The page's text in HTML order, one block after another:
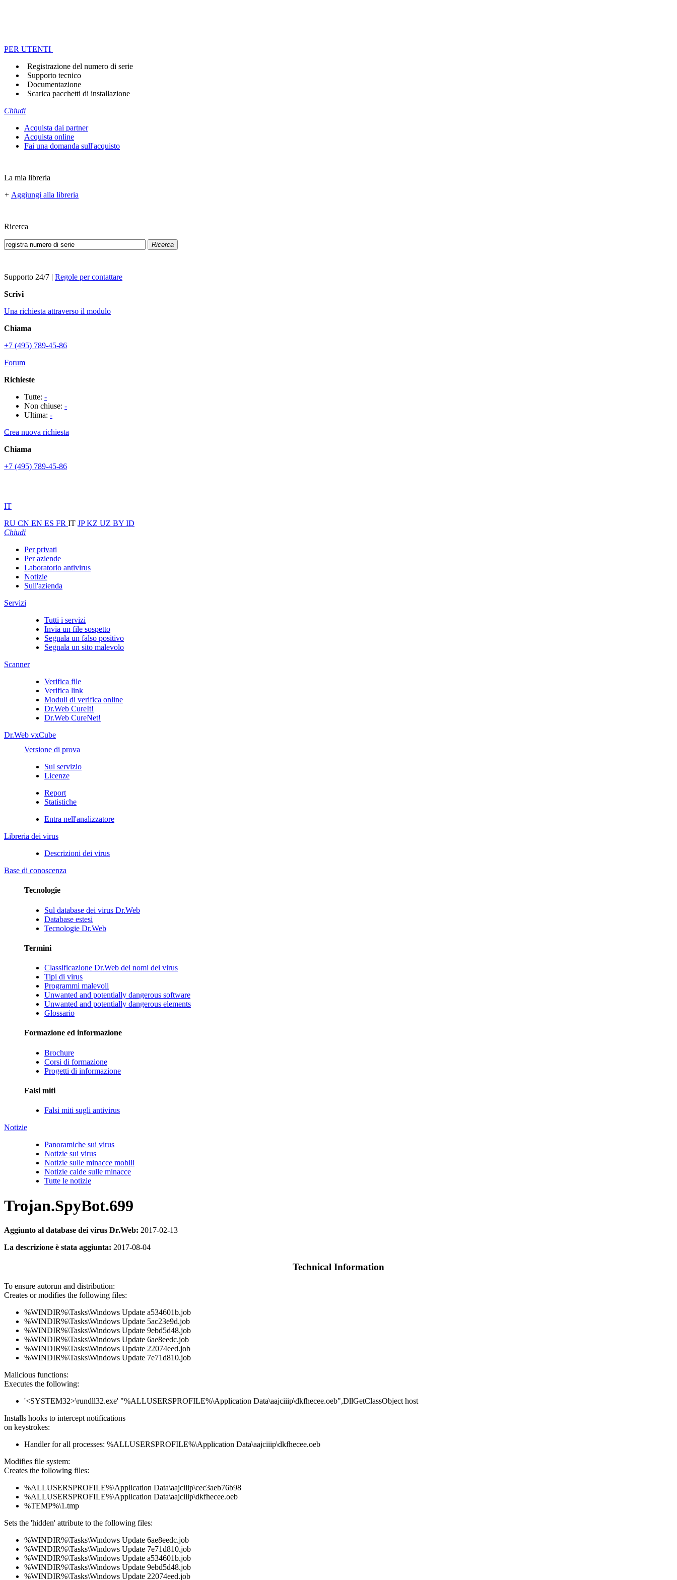
PER UTENTI
Registrazione del numero di serie
Supporto tecnico
Documentazione
Scarica pacchetti di installazione
Chiudi
Acquista dai partner
Acquista online
Fai una domanda sull'acquisto
La mia libreria
+ Aggiungi alla libreria
Ricerca
Ricerca
Supporto 24/7 | Regole per contattare
Scrivi
Una richiesta attraverso il modulo
Chiama
+7 (495) 789-45-86
Forum
Richieste
Tutte: -
Non chiuse: -
Ultima: -
Crea nuova richiesta
Chiama
+7 (495) 789-45-86
IT
RU CN EN ES FR IT JPKZ UZ BY ID
Chiudi
Per privati
Per aziende
Laboratorio antivirus
Notizie
Sull'azienda
Servizi
Tutti i servizi
Invia un file sospetto
Segnala un falso positivo
Segnala un sito malevolo
Scanner
Verifica file
Verifica link
Moduli di verifica online
Dr.Web CureIt!
Dr.Web CureNet!
Dr.Web vxCube
Versione di prova
Sul servizio
Licenze
Report
Statistiche
Entra nell'analizzatore
Libreria dei virus
Descrizioni dei virus
Base di conoscenza
Tecnologie
Sul database dei virus Dr.Web
Database estesi
Tecnologie Dr.Web
Termini
Classificazione Dr.Web dei nomi dei virus
Tipi di virus
Programmi malevoli
Unwanted and potentially dangerous software
Unwanted and potentially dangerous elements
Glossario
Formazione ed informazione
Brochure
Corsi di formazione
Progetti di informazione
Falsi miti
Falsi miti sugli antivirus
Notizie
Panoramiche sui virus
Notizie sui virus
Notizie sulle minacce mobili
Notizie calde sulle minacce
Tutte le notizie
Trojan.SpyBot.699
Aggiunto al database dei virus Dr.Web: 2017-02-13
La descrizione è stata aggiunta: 2017-08-04
Technical Information
To ensure autorun and distribution:
Creates or modifies the following files:
%WINDIR%\Tasks\Windows Update a534601b.job
%WINDIR%\Tasks\Windows Update 5ac23e9d.job
%WINDIR%\Tasks\Windows Update 9ebd5d48.job
%WINDIR%\Tasks\Windows Update 6ae8eedc.job
%WINDIR%\Tasks\Windows Update 22074eed.job
%WINDIR%\Tasks\Windows Update 7e71d810.job
Malicious functions:
Executes the following:
'<SYSTEM32>\rundll32.exe' "%ALLUSERSPROFILE%\Application Data\aajciiip\dkfhecee.oeb",DllGetClassObject host
Installs hooks to intercept notifications
on keystrokes:
Handler for all processes: %ALLUSERSPROFILE%\Application Data\aajciiip\dkfhecee.oeb
Modifies file system:
Creates the following files:
%ALLUSERSPROFILE%\Application Data\aajciiip\cec3aeb76b98
%ALLUSERSPROFILE%\Application Data\aajciiip\dkfhecee.oeb
%TEMP%\1.tmp
Sets the 'hidden' attribute to the following files:
%WINDIR%\Tasks\Windows Update 6ae8eedc.job
%WINDIR%\Tasks\Windows Update 7e71d810.job
%WINDIR%\Tasks\Windows Update a534601b.job
%WINDIR%\Tasks\Windows Update 9ebd5d48.job
%WINDIR%\Tasks\Windows Update 22074eed.job